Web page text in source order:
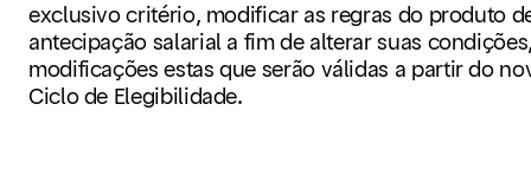
exclusivo critério, modificar as regras do produto
antecipação salarial a fim de alterar suas
modificações estas que serão válidas a partir do
Ciclo de Elegibilidade.